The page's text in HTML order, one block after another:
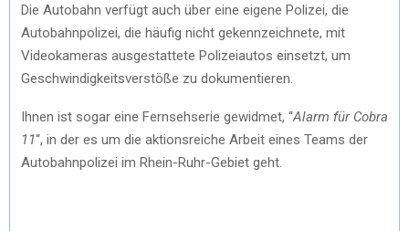
Die Autobahn verfügt auch über eine eigene Polizei, die
Autobahnpolizei, die häufig nicht gekennzeichnete, mit
Videokameras ausgestattete Polizeiautos einsetzt, um
Geschwindigkeitsverstöße zu dokumentieren.
Ihnen ist sogar eine Fernsehserie gewidmet, “Alarm für Cobra
11“, in der es um die aktionsreiche Arbeit eines Teams der
Autobahnpolizei im Rhein-Ruhr-Gebiet geht.